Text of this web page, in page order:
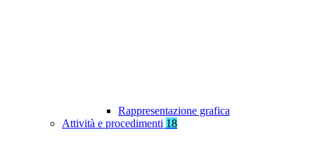
Rappresentazione grafica
Attività e procedimenti 18